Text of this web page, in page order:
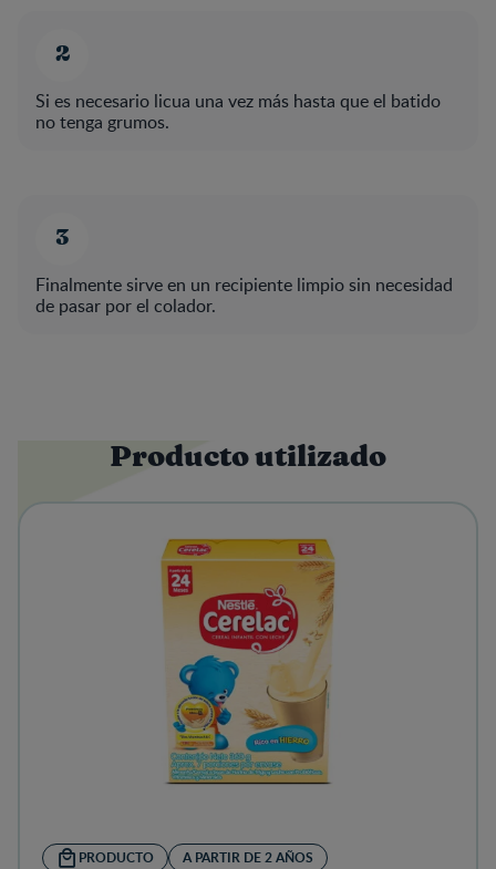
Si es necesario licua una vez más hasta que el batido
no tenga grumos.
Finalmente sirve en un recipiente limpio sin necesidad
de pasar por el colador.
Producto utilizado
PRODUCTO A PARTIR DE 2 AÑOS